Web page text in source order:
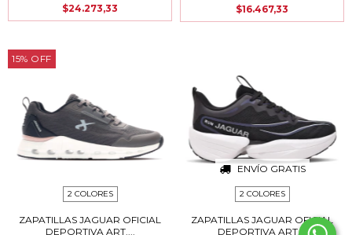
$24.273,33
$16.467,33
15% OFF
2 COLORES
ZAPATILLAS JAGUAR OFICIAL
DEPORTIVA ART....
ENVÍO GRATIS
2 COLORES
ZAPATILLAS JAGUAR OFICIAL
DEPORTIVA ART....